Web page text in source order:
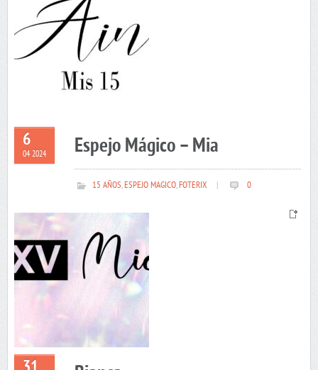
6
04 2024 Espejo Mágico – Mia
15 AÑOS,ESPEJO MAGICO,FOTERIX 0